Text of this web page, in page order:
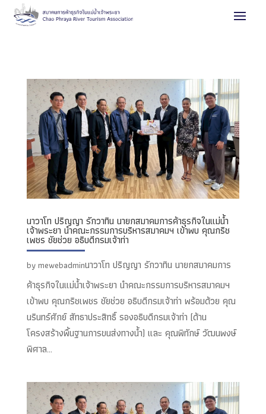
นาวาโท ปริญญา รักวาทิน นายกสมาคมการค้าธุรกิจในแม่น้ำ
เจ้าพระยา นำคณะกรรมการบริหารสมาคมฯ เข้าพบ คุณกริช
เพชร ชัยช่วย อธิบดีกรมเจ้าท่า
bymewebadminนาวาโท ปริญญา รักวาทิน นายกสมาคมการ
ค้าธุรกิจในแม่น้ำเจ้าพระยา นำคณะกรรมการบริหารสมาคมฯ
เข้าพบ คุณกริชเพชร ชัยช่วย อธิบดีกรมเจ้าท่า พร้อมด้วย คุณ
นรินทร์ศักย์ สัทธาประสิทธิ์ รองอธิบดีกรมเจ้าท่า (ด้าน
โครงสร้างพื้นฐานการขนส่งทางน้ำ) และ คุณพิทักษ์ วัฒนพงษ์
พิศาล...